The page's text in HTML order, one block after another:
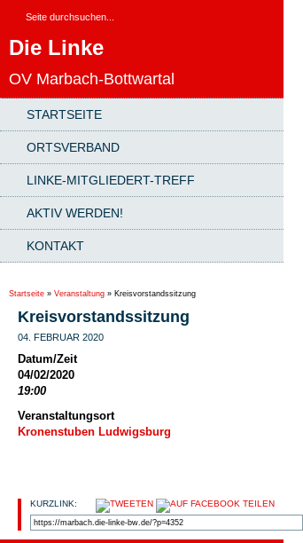
Die Linke
OV Marbach-Bottwartal
STARTSEITE
ORTSVERBAND
LINKE-MITGLIEDERT-TREFF
AKTIV WERDEN!
KONTAKT
Startseite » Veranstaltung » Kreisvorstandssitzung
Kreisvorstandssitzung
04. FEBRUAR 2020
Datum/Zeit
04/02/2020
19:00
Veranstaltungsort
Kronenstuben Ludwigsburg
KURZLINK: